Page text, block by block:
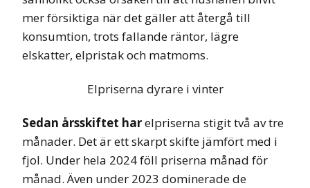
mer försiktiga när det gäller att återgå till
konsumtion, trots fallande räntor, lägre
elskatter, elpristak och matmoms.
Elpriserna dyrare i vinter
Sedan årsskiftet harelpriserna stigit två av tre
månader. Det är ett skarpt skifte jämfört med i
fjol. Under hela 2024 föll priserna månad för
månad. Även under 2023 dominerade de